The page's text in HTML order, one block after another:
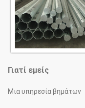
Γιατί εμείς
Μια υπηρεσία βημάτων